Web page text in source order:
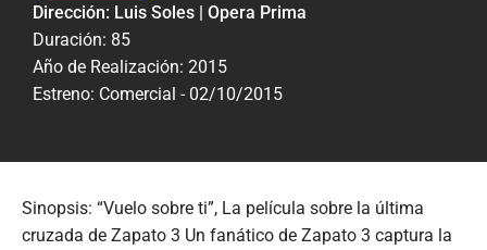
Dirección: Luis Soles | Opera Prima
Duración: 85
Año de Realización: 2015
Estreno: Comercial - 02/10/2015
Sinopsis: “Vuelo sobre ti”, La película sobre la última
cruzada de Zapato 3 Un fanático de Zapato 3 captura la